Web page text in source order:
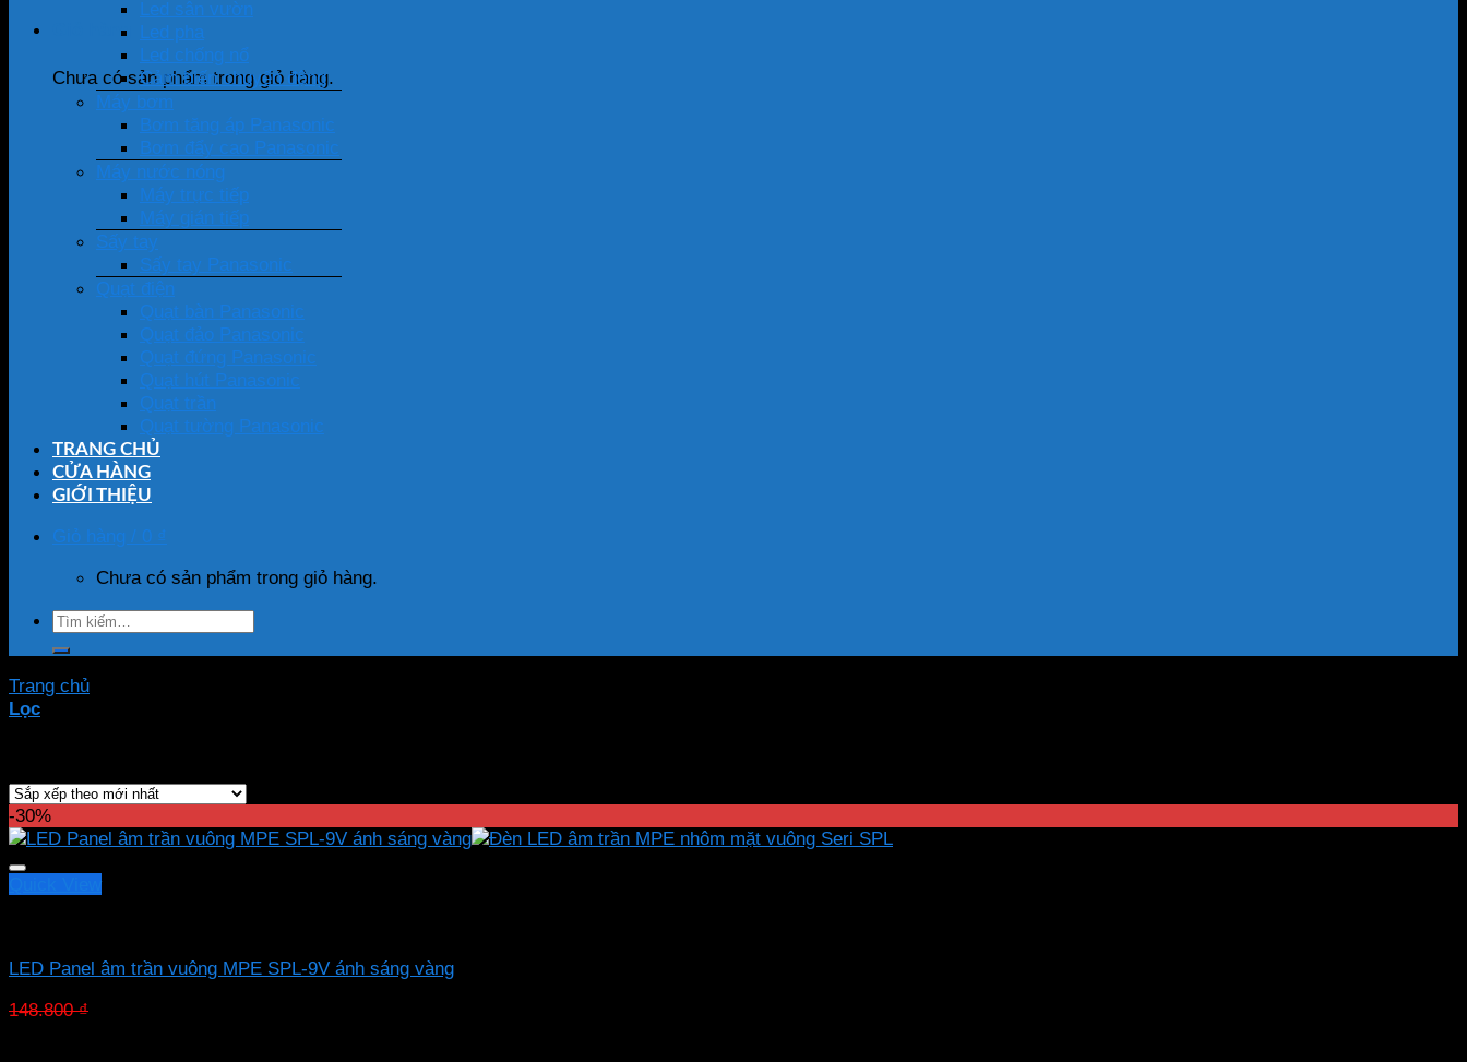
Giỏ hàng
Chưa có sản phẩm trong giỏ hàng.
Led sân vườn
Led pha
Led chống nổ
Cảm biến chuyển động
Máy bơm
Bơm tăng áp Panasonic
Bơm đẩy cao Panasonic
Máy nước nóng
Máy trực tiếp
Máy gián tiếp
Sấy tay
Sấy tay Panasonic
Quạt điện
Quạt bàn Panasonic
Quạt đảo Panasonic
Quạt đứng Panasonic
Quạt hút Panasonic
Quạt trần
Quạt tường Panasonic
TRANG CHỦ
CỬA HÀNG
GIỚI THIỆU
Giỏ hàng / 0 ₫
Chưa có sản phẩm trong giỏ hàng.
Tìm
Trang chủ
Lọc
-30%
LED Panel âm trần vuông MPE SPL-9V ánh sáng vàng
148.800₫